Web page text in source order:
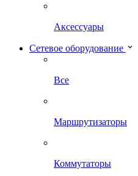
Аксессуары
Сетевое оборудование
Все
Маршрутизаторы
Коммутаторы